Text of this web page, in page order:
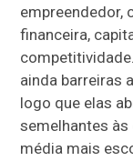
empreendedor,
financeira,
ainda barreiras
logo que elas
semelhantes
média mais